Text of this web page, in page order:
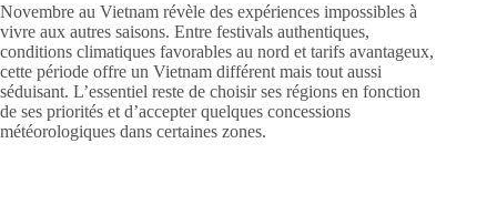
Novembre au Vietnam révèle des expériences impossibles à
vivre aux autres saisons. Entre festivals authentiques,
conditions climatiques favorables au nord et tarifs avantageux,
cette période offre un Vietnam différent mais tout aussi
séduisant. L’essentiel reste de choisir ses régions en fonction
de ses priorités et d’accepter quelques concessions
météorologiques dans certaines zones.